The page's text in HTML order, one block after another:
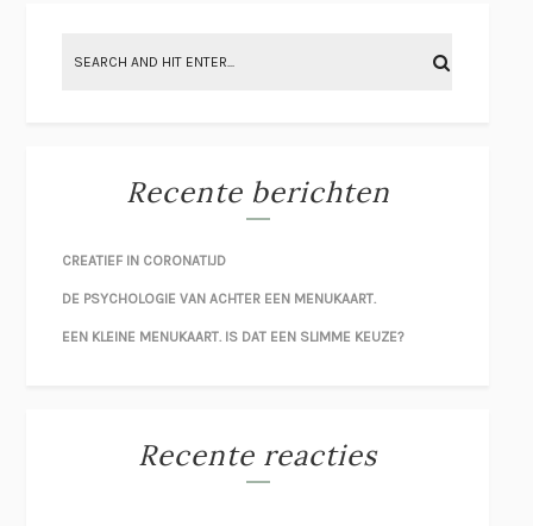
Recente berichten
CREATIEF IN CORONATIJD
DE PSYCHOLOGIE VAN ACHTER EEN MENUKAART.
EEN KLEINE MENUKAART. IS DAT EEN SLIMME KEUZE?
Recente reacties